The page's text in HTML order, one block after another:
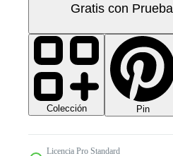
Gratis con Prueba
Colección Pin
Licencia Pro Standard